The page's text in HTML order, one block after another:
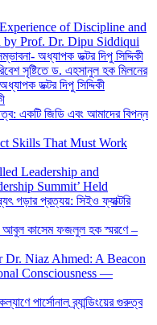
of Discipline and
Prof. Dr. Dipu Siddiqui
অধ্যাপক ডক্টর দিপু সিদ্দিকী
সৃষ্টিতে ড. এহসানুল হক মিলনের
ডক্টর দিপু সিদ্দিকী
একটি জিডি এবং আমাদের বিপন্ন
Skills That Must Work
Leadership and
Summit’ Held
গড়ার প্রত্যয়: সিইও ফ্যাক্টরি
আবুল কাসেম ফজলুল হক স্মরণে –
Dr. Niaz Ahmed: A Beacon
Consciousness —
পার্সোনাল ব্র্যান্ডিংয়ের গুরুত্ব